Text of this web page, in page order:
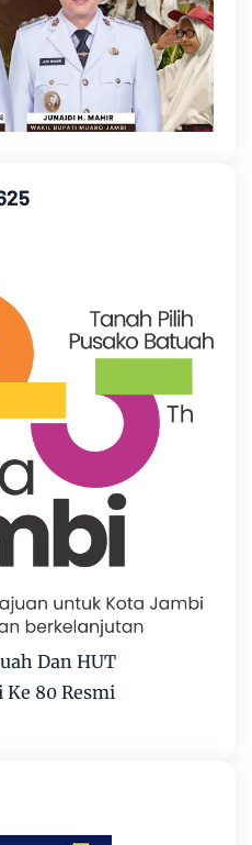
Dan HUT
80 Resmi